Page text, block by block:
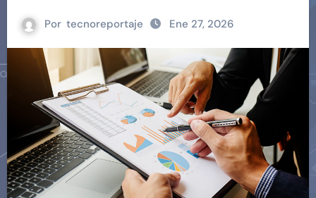
Por tecnoreportaje Ene 27, 2026